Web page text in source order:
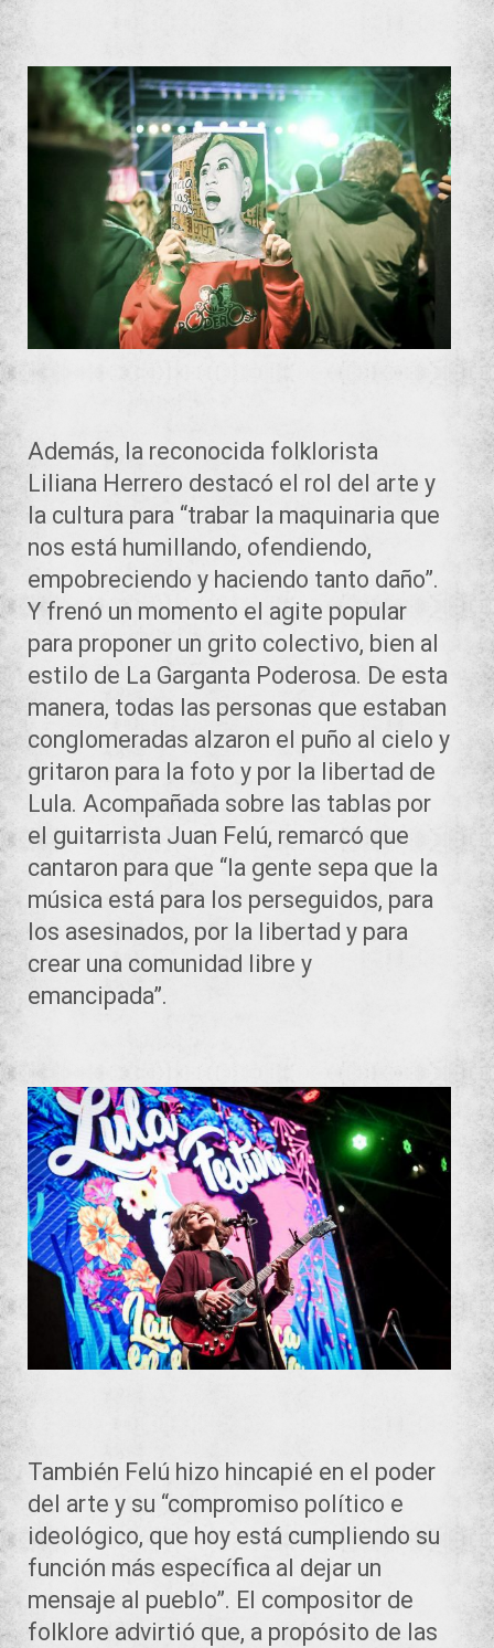
Además, la reconocida folklorista
Liliana Herrero destacó el rol del arte y
la cultura para “trabar la maquinaria que
nos está humillando, ofendiendo,
empobreciendo y haciendo tanto daño”.
Y frenó un momento el agite popular
para proponer un grito colectivo, bien al
estilo de La Garganta Poderosa. De esta
manera, todas las personas que estaban
conglomeradas alzaron el puño al cielo y
gritaron para la foto y por la libertad de
Lula. Acompañada sobre las tablas por
el guitarrista Juan Felú, remarcó que
cantaron para que “la gente sepa que la
música está para los perseguidos, para
los asesinados, por la libertad y para
crear una comunidad libre y
emancipada”.
También Felú hizo hincapié en el poder
del arte y su “compromiso político e
ideológico, que hoy está cumpliendo su
función más específica al dejar un
mensaje al pueblo”. El compositor de
folklore advirtió que, a propósito de las